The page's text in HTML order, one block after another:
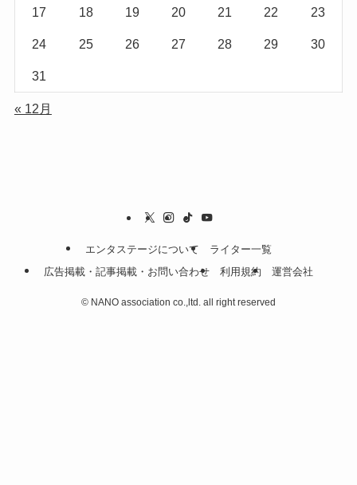
17 18 19 20 21 22 23
24 25 26 27 28 29 30
31
« 12月
エンタステージについて
ライター一覧
広告掲載・記事掲載・お問い合わせ
利用規約 運営会社
© NANO association co.,ltd. all right reserved